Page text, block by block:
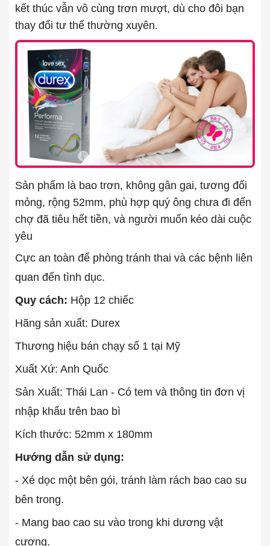
kết thúc vẫn vô cùng trơn mượt, dù cho đôi bạn
thay đổi tư thế thường xuyên.
Sản phẩm là bao trơn, không gân gai, tương đối
mỏng, rộng 52mm, phù hợp quý ông chưa đi đến
chợ đã tiêu hết tiền, và người muốn kéo dài cuộc
yêu
Cực an toàn để phòng tránh thai và các bệnh liên
quan đến tình dục.
Quy cách: Hộp 12 chiếc
Hãng sản xuất: Durex
Thương hiệu bán chạy số 1 tại Mỹ
Xuất Xứ: Anh Quốc
Sản Xuất: Thái Lan - Có tem và thông tin đơn vị
nhập khẩu trên bao bì
Kích thước: 52mm x 180mm
Hướng dẫn sử dụng:
- Xé dọc một bên gói, tránh làm rách bao cao su
bên trong.
- Mang bao cao su vào trong khi dương vật
cương.